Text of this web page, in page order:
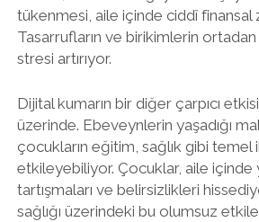
tükenmesi, aile içinde ciddî finansal
Tasarrufların ve birikimlerin
stresi artırıyor.
Dijital kumarın bir diğer çarpıcı
üzerinde. Ebeveynlerin yaşadığı
çocukların eğitim, sağlık gibi temel
etkileyebiliyor. Çocuklar, aile içinde
tartışmaları ve belirsizlikleri
sağlığı üzerindeki bu olumsuz